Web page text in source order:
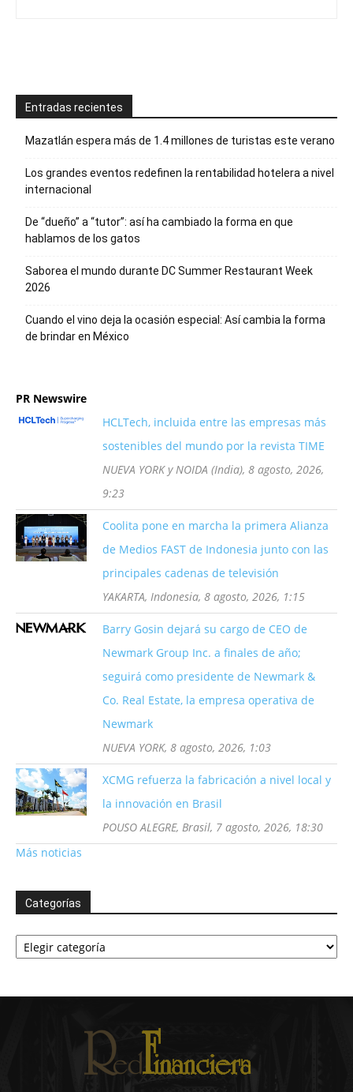
Entradas recientes
Mazatlán espera más de 1.4 millones de turistas este verano
Los grandes eventos redefinen la rentabilidad hotelera a nivel
internacional
De “dueño” a “tutor”: así ha cambiado la forma en que
hablamos de los gatos
Saborea el mundo durante DC Summer Restaurant Week
2026
Cuando el vino deja la ocasión especial: Así cambia la forma
de brindar en México
PR Newswire
HCLTech, incluida entre las empresas más
sostenibles del mundo por la revista TIME
NUEVA YORK y NOIDA (India), 8 agosto, 2026,
9:23
Coolita pone en marcha la primera Alianza
de Medios FAST de Indonesia junto con las
principales cadenas de televisión
YAKARTA, Indonesia, 8 agosto, 2026, 1:15
Barry Gosin dejará su cargo de CEO de
Newmark Group Inc. a finales de año;
seguirá como presidente de Newmark &
Co. Real Estate, la empresa operativa de
Newmark
NUEVA YORK, 8 agosto, 2026, 1:03
XCMG refuerza la fabricación a nivel local y
la innovación en Brasil
POUSO ALEGRE, Brasil, 7 agosto, 2026, 18:30
Más noticias
Categorías
Categorías